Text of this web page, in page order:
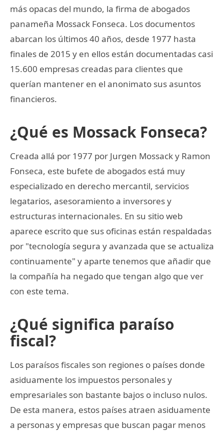
más opacas del mundo, la firma de abogados
panameña Mossack Fonseca. Los documentos
abarcan los últimos 40 años, desde 1977 hasta
finales de 2015 y en ellos están documentadas casi
15.600 empresas creadas para clientes que
querían mantener en el anonimato sus asuntos
financieros.
¿Qué es Mossack Fonseca?
Creada allá por 1977 por Jurgen Mossack y Ramon
Fonseca, este bufete de abogados está muy
especializado en derecho mercantil, servicios
legatarios, asesoramiento a inversores y
estructuras internacionales. En su sitio web
aparece escrito que sus oficinas están respaldadas
por "tecnología segura y avanzada que se actualiza
continuamente" y aparte tenemos que añadir que
la compañía ha negado que tengan algo que ver
con este tema.
¿Qué significa paraíso
fiscal?
Los paraísos fiscales son regiones o países donde
asiduamente los impuestos personales y
empresariales son bastante bajos o incluso nulos.
De esta manera, estos países atraen asiduamente
a personas y empresas que buscan pagar menos